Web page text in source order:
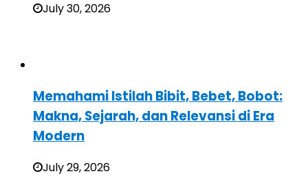
July 30, 2026
Memahami Istilah Bibit, Bebet, Bobot:
Makna, Sejarah, dan Relevansi di Era
Modern
July 29, 2026